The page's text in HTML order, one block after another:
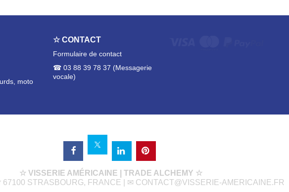
moto
☆ CONTACT
Formulaire de contact
☎ 03 88 39 78 37 (Messagerie
vocale)
☆ VISSERIE AMÉRICAINE | TRADE ALCHEMY ☆
67100 STRASBOURG, FRANCE | ✉ CONTACT@VISSERIE-AMERICAINE.FR